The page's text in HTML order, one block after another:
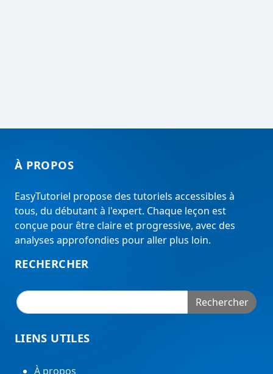
À PROPOS
EasyTutoriel propose des tutoriels accessibles à
tous, du débutant à l'expert. Chaque leçon est
conçue pour être claire et progressive, avec des
analyses approfondies pour aller plus loin.
RECHERCHER
Rechercher
LIENS UTILES
À propos